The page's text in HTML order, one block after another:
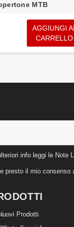
MTB
AGGIUNGI AL
CARRELLO
info leggi le Note
presto il mio
Prodotti